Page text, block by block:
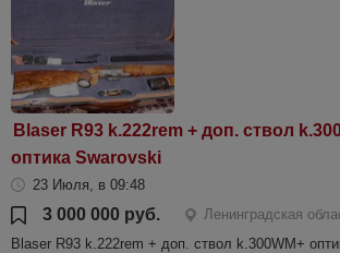
Blaser R93 k.222rem + доп. ствол
оптика Swarovski
23 Июля, в 09:48
3 000 000 руб.
Ленинградская
Blaser R93 k.222rem + доп. ствол k.300WM+